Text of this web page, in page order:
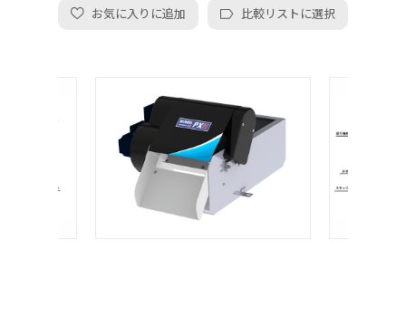
お気に入りに追加 比較リストに選択